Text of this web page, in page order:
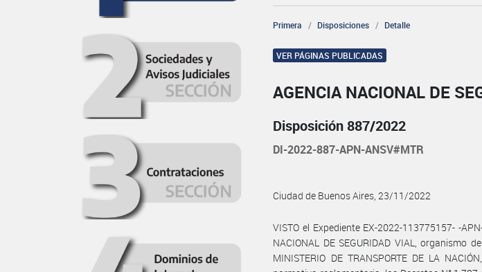
Primera Disposiciones Detalle
VER PÁGINAS PUBLICADAS
AGENCIA NACIONAL DE
Disposición 887/2022
DI-2022-887-APN-ANSV#MTR
Ciudad de Buenos Aires, 23/11/2022
VISTO el Expediente EX-2022-113775157- -
NACIONAL DE SEGURIDAD VIAL, organismo
MINISTERIO DE TRANSPORTE DE LA